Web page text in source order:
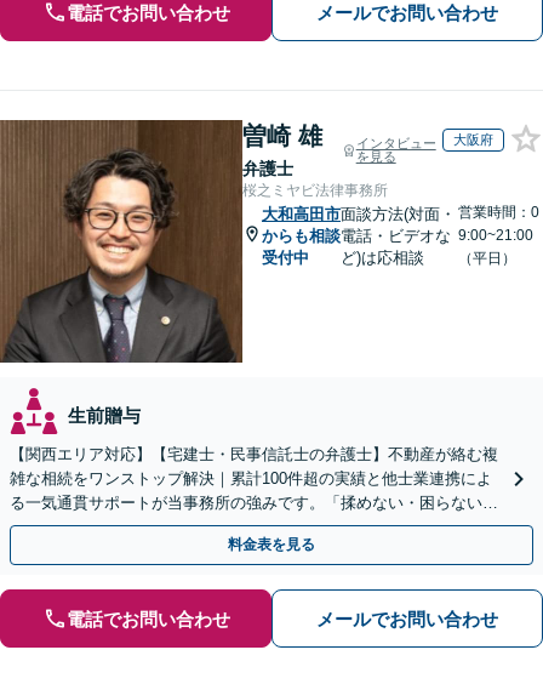
電話でお問い合わせ メールでお問い合わせ
曽崎 雄
弁護士
インタビュー
を見る
大阪府
桜之ミヤビ法律事務所
大和高田市
からも相談
受付中
面談方法(対面・
電話・ビデオな
ど)は応相談
営業時間：0
9:00~21:00
（平日）
生前贈与
【関西エリア対応】【宅建士・民事信託士の弁護士】不動産が絡む複
雑な相続をワンストップ解決｜累計100件超の実績と他士業連携によ
る一気通貫サポートが当事務所の強みです。「揉めない・困らない相
続」を形にします。
料金表を見る
電話でお問い合わせ メールでお問い合わせ